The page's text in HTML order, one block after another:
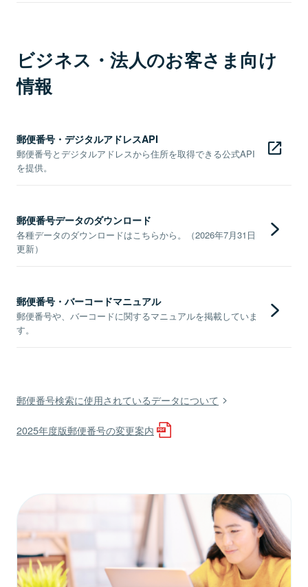
ビジネス・法人のお客さま向け
情報
郵便番号・デジタルアドレスAPI
郵便番号とデジタルアドレスから住所を取得できる公式API
を提供。
郵便番号データのダウンロード
各種データのダウンロードはこちらから。（2026年7月31日
更新）
郵便番号・バーコードマニュアル
郵便番号や、バーコードに関するマニュアルを掲載していま
す。
郵便番号検索に使用されているデータについて
2025年度版郵便番号の変更案内